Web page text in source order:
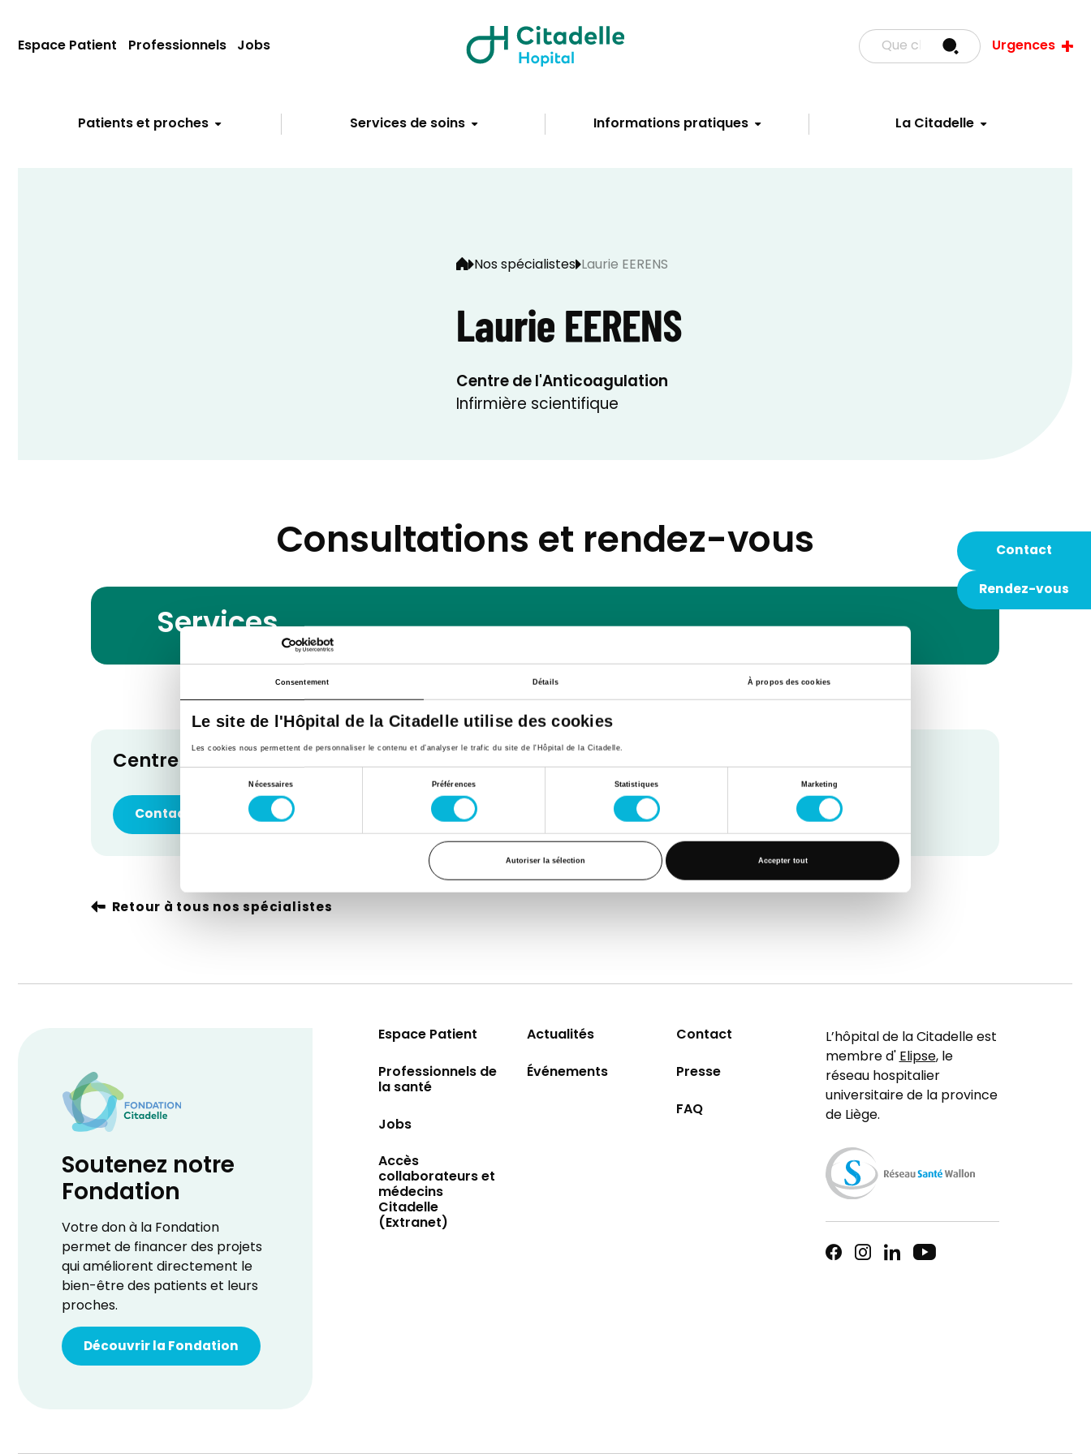
Consentement Détails À propos des cookies
Le site de l'Hôpital de la Citadelle utilise des cookies
Les cookies nous permettent de personnaliser le contenu et d’analyser le trafic du site de l'Hôpital de la Citadelle.
du
consentement
Nécessaires Préférences Statistiques Marketing
Autoriser la sélection Accepter tout
Patients et proches Services de soins Informations pratiques La Citadelle
Espace Patient Professionnels Jobs Urgences
Contact
Rendez-vous
Nos spécialistes Laurie EERENS
Laurie EERENS
Centre de l'Anticoagulation
Infirmière scientifique
Consultations et rendez-vous
Services
Centre de l'Anticoagulation
Contacter le service
Retour à tous nos spécialistes
Soutenez notre
Fondation
Votre don à la Fondation
permet de financer des projets
qui améliorent directement le
bien-être des patients et leurs
proches.
Découvrir la Fondation
Espace Patient
Professionnels de
la santé
Jobs
Accès
collaborateurs et
médecins
Citadelle
(Extranet)
Actualités
Événements
Contact
Presse
FAQ
L’hôpital de la Citadelle est
membre d'Elipse, le
réseau hospitalier
universitaire de la province
de Liège.